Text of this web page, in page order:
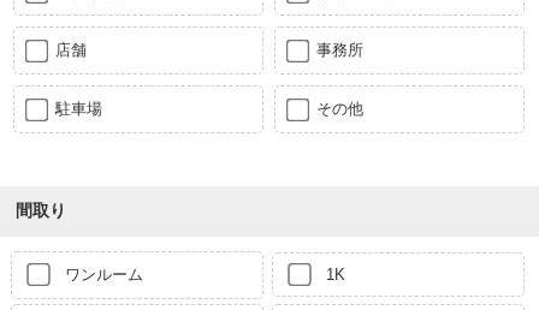
店舗 事務所
駐車場 その他
間取り
ワンルーム 1K